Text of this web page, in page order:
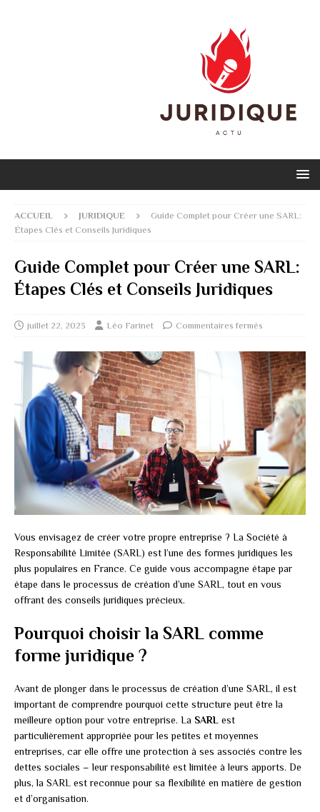
ACCUEIL JURIDIQUE
Guide Complet pour Créer une SARL:
Étapes Clés et Conseils Juridiques
Guide Complet pour Créer une SARL:
Étapes Clés et Conseils Juridiques
juillet 22, 2023 Léo Farinet Commentaires fermés
Vous envisagez de créer votre propre entreprise ? La Société à
Responsabilité Limitée (SARL) est l’une des formes juridiques les
plus populaires en France. Ce guide vous accompagne étape par
étape dans le processus de création d’une SARL, tout en vous
offrant des conseils juridiques précieux.
Pourquoi choisir la SARL comme
forme juridique ?
Avant de plonger dans le processus de création d’une SARL, il est
important de comprendre pourquoi cette structure peut être la
meilleure option pour votre entreprise. La SARL est
particulièrement appropriée pour les petites et moyennes
entreprises, car elle offre une protection à ses associés contre les
dettes sociales – leur responsabilité est limitée à leurs apports. De
plus, la SARL est reconnue pour sa flexibilité en matière de gestion
et d’organisation.